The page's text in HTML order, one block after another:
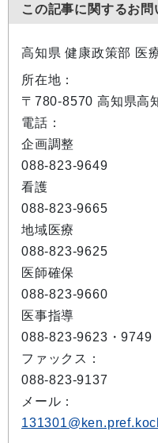
この記事に関するお問
高知県 健康政策部 医
所在地：
〒780-8570 高知県高
電話：
企画調整
088-823-9649
看護
088-823-9665
地域医療
088-823-9625
医師確保
088-823-9660
医事指導
088-823-9623・9749
ファックス：
088-823-9137
メール：